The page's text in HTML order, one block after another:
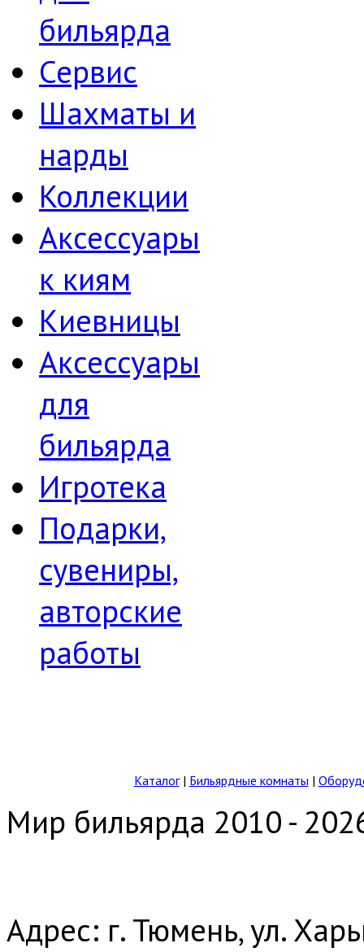
бильярда
Сервис
Шахматы и
нарды
Коллекции
Аксессуары
к киям
Киевницы
Аксессуары
для
бильярда
Игротека
Подарки,
сувениры,
авторские
работы
Каталог| Бильярдные комнаты |
Мир бильярда 2010 -
Адрес: г. Тюмень, ул.